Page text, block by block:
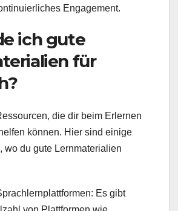
Engagement.
ich gute
für
die dir beim Erlernen
können. Hier sind einige
wo du gute Lernmaterialien
Es gibt